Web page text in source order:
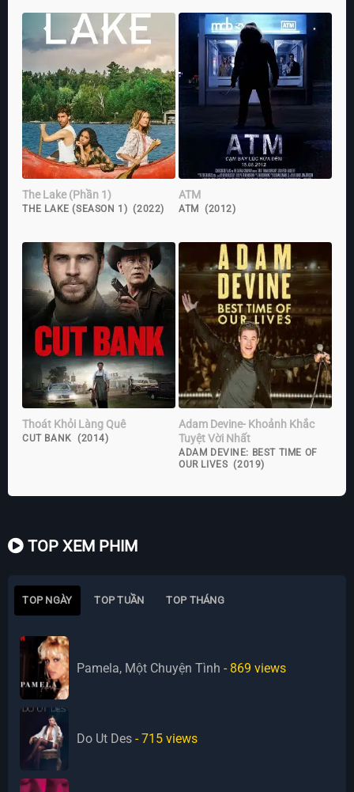
The Lake (Phần 1)
THE LAKE (SEASON 1) (2022)
ATM
ATM (2012)
Thoát Khỏi Làng Quê
CUT BANK (2014)
Adam Devine- Khoảnh Khắc
Tuyệt Vời Nhất
ADAM DEVINE: BEST TIME OF
OUR LIVES (2019)
TOP XEM PHIM
TOP NGÀY TOP TUẦN TOP THÁNG
Pamela, Một Chuyện Tình - 869 views
Do Ut Des - 715 views